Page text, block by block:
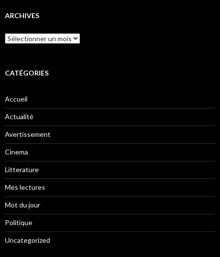
ARCHIVES
Archives
CATÉGORIES
Accueil
Actualité
Avertissement
Cinema
Litterature
Mes lectures
Mot du jour
Politique
Uncategorized